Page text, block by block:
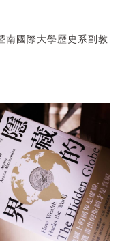
南國際大學歷史系副教